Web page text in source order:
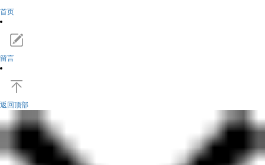
首页
留言
返回顶部